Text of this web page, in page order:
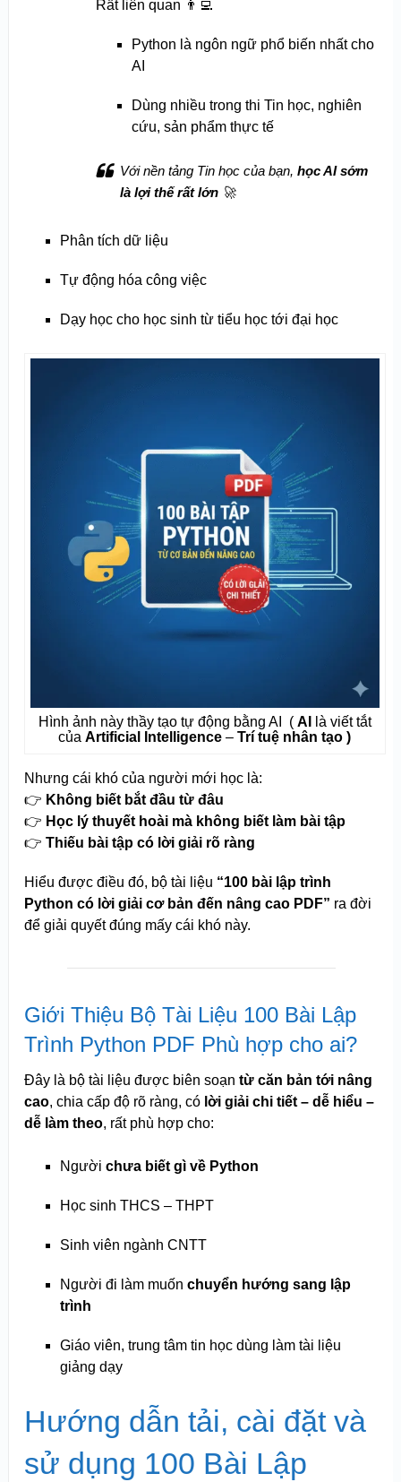
Rất liên quan 👨‍💻
Python là ngôn ngữ phổ biến nhất cho
AI
Dùng nhiều trong thi Tin học, nghiên
cứu, sản phẩm thực tế
Với nền tảng Tin học của bạn, học AI sớm
là lợi thế rất lớn🚀
Phân tích dữ liệu
Tự động hóa công việc
Dạy học cho học sinh từ tiểu học tới đại học
Hình ảnh này thầy tạo tự động bằng AI ( AI
là viết tắt
củaArtificial Intelligence –Trí tuệ nhân tạo )
Nhưng cái khó của người mới học là:
👉 Không biết bắt đầu từ đâu
👉 Học lý thuyết hoài mà không biết làm bài tập
👉 Thiếu bài tập có lời giải rõ ràng
Hiểu được điều đó, bộ tài liệu “100 bài lập trình
Python có lời giải cơ bản đến nâng cao PDF” ra đời
để giải quyết đúng mấy cái khó này.
Giới Thiệu Bộ Tài Liệu 100 Bài Lập
Trình Python PDF Phù hợp cho ai?
Đây là bộ tài liệu được biên soạn từ căn bản tới nâng
cao, chia cấp độ rõ ràng, có lời giải chi tiết – dễ hiểu –
dễ làm theo, rất phù hợp cho:
Người chưa biết gì về Python
Học sinh THCS – THPT
Sinh viên ngành CNTT
Người đi làm muốn chuyển hướng sang lập
trình
Giáo viên, trung tâm tin học dùng làm tài liệu
giảng dạy
Hướng dẫn tải, cài đặt và
sử dụng 100 Bài Lập